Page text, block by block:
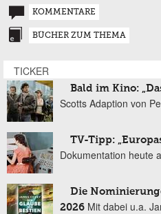
KOMMENTARE
BÜCHER ZUM THEMA
TICKER
Bald im Kino:
Scotts Adaption von
TV-Tipp:
Dokumentation heute
Die
2026 Mit dabei u.a.